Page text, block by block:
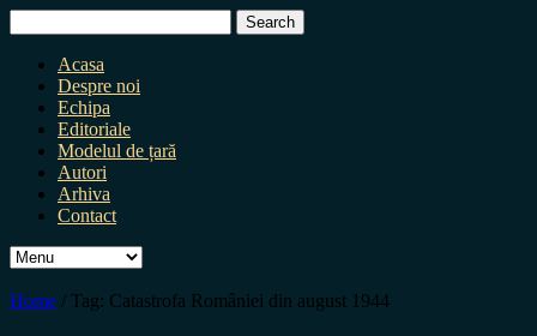
for:
Acasa
Despre noi
Echipa
Editoriale
Modelul de țară
Autori
Arhiva
Contact
Home / Tag: Catastrofa României din august 1944